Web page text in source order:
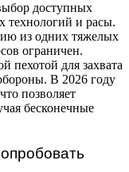
доступных
технологий и расы.
из одних тяжелых
ограничен.
пехотой для захвата
В 2026 году
позволяет
бесконечные